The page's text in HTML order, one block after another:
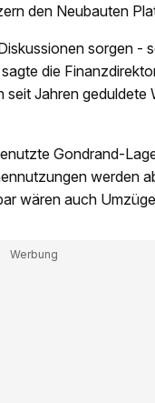
den Neubauten
sorgen -
die
Jahren geduldete
Gondrand-
werden
wären auch